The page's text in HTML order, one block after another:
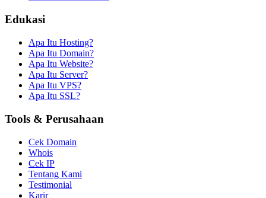
Edukasi
Apa Itu Hosting?
Apa Itu Domain?
Apa Itu Website?
Apa Itu Server?
Apa Itu VPS?
Apa Itu SSL?
Tools & Perusahaan
Cek Domain
Whois
Cek IP
Tentang Kami
Testimonial
Karir